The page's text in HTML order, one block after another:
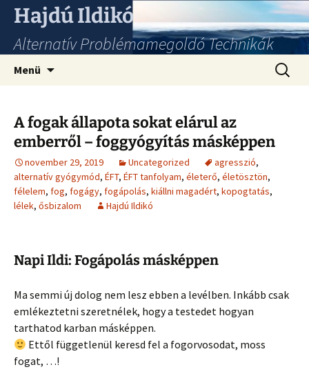
Hajdú Ildikó
Alternatív Problémamegoldó Technikák
Menü
A fogak állapota sokat elárul az
emberről – foggyógyítás másképpen
november 29, 2019 Uncategorized agresszió,
alternatív gyógymód, ÉFT, ÉFT tanfolyam, életerő, életösztön,
félelem, fog, fogágy, fogápolás, kiállni magadért, kopogtatás,
lélek, ősbizalom Hajdú Ildikó
Napi Ildi: Fogápolás másképpen
Ma semmi új dolog nem lesz ebben a levélben. Inkább csak
emlékeztetni szeretnélek, hogy a testedet hogyan
tarthatod karban másképpen.
Ettől függetlenül keresd fel a fogorvosodat, moss
fogat, …!